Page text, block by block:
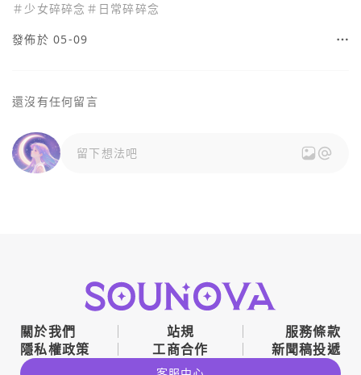
＃ 少女碎碎念 ＃ 日常碎碎念
發佈於 05-09
還沒有任何留言
留下想法吧
關於我們 站規
服務條款
隱私權政策
工商合作 新聞稿投遞